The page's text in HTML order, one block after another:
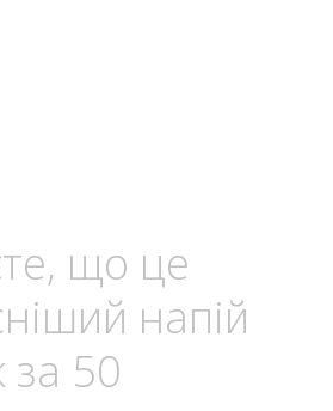
що це
напій
за 50